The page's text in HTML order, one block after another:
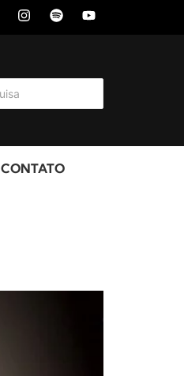
CONTATO